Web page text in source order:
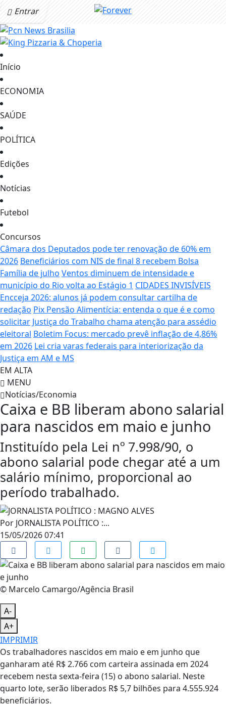
Entrar
Início
ECONOMIA
SAÚDE
POLÍTICA
Edições
Notícias
Futebol
Concursos
Câmara dos Deputados pode ter renovação de 60% em
2026 Beneficiários com NIS de final 8 recebem Bolsa
Família de julho Ventos diminuem de intensidade e
município do Rio volta ao Estágio 1 CIDADES INVISÍVEIS
Encceja 2026: alunos já podem consultar cartilha de
redação Pix Pensão Alimentícia: entenda o que é e como
solicitar Justiça do Trabalho chama atenção para assédio
eleitoral Boletim Focus: mercado prevê inflação de 4,86%
em 2026 Lei cria varas federais para interiorização da
Justiça em AM e MS
EM ALTA
MENU
Notícias/Economia
Caixa e BB liberam abono salarial
para nascidos em maio e junho
Instituído pela Lei nº 7.998/90, o
abono salarial pode chegar até a um
salário mínimo, proporcional ao
período trabalhado.
Por JORNALISTA POLÍTICO :...
15/05/2026 07:41
© Marcelo Camargo/Agência Brasil
A-
A+
IMPRIMIR
Os trabalhadores nascidos em maio e em junho que
ganharam até R$ 2.766 com carteira assinada em 2024
recebem nesta sexta-feira (15) o abono salarial. Neste
quarto lote, serão liberados R$ 5,7 bilhões para 4.555.924
beneficiários.